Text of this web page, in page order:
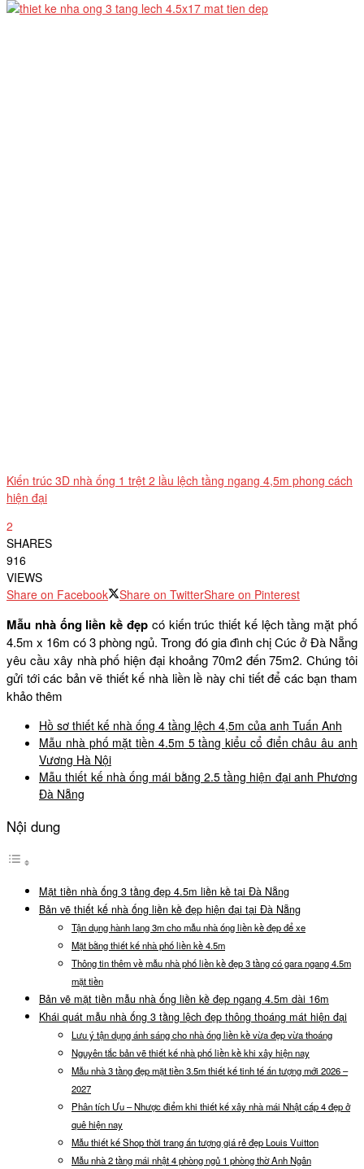
Kiến trúc 3D nhà ống 1 trệt 2 lầu lệch tầng ngang 4,5m phong cách
hiện đại
2
SHARES
916
VIEWS
Share on Facebook
Share on TwitterShare on Pinterest
Mẫu nhà ống liền kề đẹpcó kiến trúc thiết kế lệch tầng mặt phố
4.5m x 16m có 3 phòng ngủ. Trong đó gia đình chị Cúc ở Đà Nẵng
yêu cầu xây nhà phố hiện đại khoảng 70m2 đến 75m2. Chúng tôi
gửi tới các bản vẽ thiết kế nhà liền lề này chi tiết để các bạn tham
khảo thêm
Hồ sơ thiết kế nhà ống 4 tầng lệch 4,5m của anh Tuấn Anh
Mẫu nhà phố mặt tiền 4.5m 5 tầng kiểu cổ điển châu âu anh
Vương Hà Nội
Mẫu thiết kế nhà ống mái bằng 2.5 tầng hiện đại anh Phương
Đà Nẵng
Nội dung
Mặt tiền nhà ống 3 tầng đẹp 4.5m liền kề tại Đà Nẵng
Bản vẽ thiết kế nhà ống liền kề đẹp hiện đại tại Đà Nẵng
Tận dụng hành lang 3m cho mẫu nhà ống liền kề đẹp để xe
Mặt bằng thiết kế nhà phố liền kề 4.5m
Thông tin thêm về mẫu nhà phố liền kề đẹp 3 tầng có gara ngang 4.5m
mặt tiền
Bản vẽ mặt tiền mẫu nhà ống liền kề đẹp ngang 4.5m dài 16m
Khái quát mẫu nhà ống 3 tầng lệch đẹp thông thoáng mát hiện đại
Lưu ý tận dụng ánh sáng cho nhà ống liền kề vừa đẹp vừa thoáng
Nguyên tắc bản vẽ thiết kế nhà phố liền kề khi xây hiện nay
Mẫu nhà 3 tầng đẹp mặt tiền 3.5m thiết kế tinh tế ấn tượng mới 2026 –
2027
Phân tích Ưu – Nhược điểm khi thiết kế xây nhà mái Nhật cấp 4 đẹp ở
quê hiện nay
Mẫu thiết kế Shop thời trang ấn tượng giá rẻ đẹp Louis Vuitton
Mẫu nhà 2 tầng mái nhật 4 phòng ngủ 1 phòng thờ Anh Ngân